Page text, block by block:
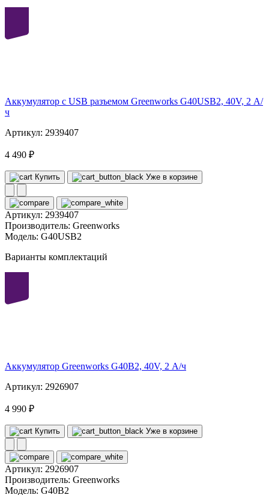
Аккумулятор с USB разъемом Greenworks G40USB2, 40V, 2 А/
ч
Артикул: 2939407
4 490 ₽
Купить Уже в корзине
Артикул: 2939407
Производитель: Greenworks
Модель: G40USB2
Варианты комплектаций
Аккумулятор Greenworks G40B2, 40V, 2 А/ч
Артикул: 2926907
4 990 ₽
Купить Уже в корзине
Артикул: 2926907
Производитель: Greenworks
Модель: G40B2